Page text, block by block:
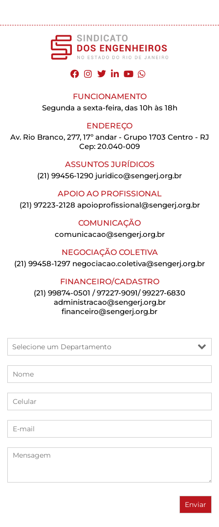
FUNCIONAMENTO
Segunda a sexta-feira, das 10h às 18h
ENDEREÇO
Av. Rio Branco, 277, 17º andar - Grupo 1703 Centro - RJ
Cep: 20.040-009
ASSUNTOS JURÍDICOS
(21) 99456-1290 juridico@sengerj.org.br
APOIO AO PROFISSIONAL
(21) 97223-2128 apoioprofissional@sengerj.org.br
COMUNICAÇÃO
comunicacao@sengerj.org.br
NEGOCIAÇÃO COLETIVA
(21) 99458-1297 negociacao.coletiva@sengerj.org.br
FINANCEIRO/CADASTRO
(21) 99874-0501 / 97227-9091/ 99227-6830
administracao@sengerj.org.br
financeiro@sengerj.org.br